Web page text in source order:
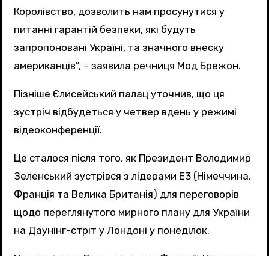
Королівство, дозволить нам просунутися у
питанні гарантій безпеки, які будуть
запропоновані Україні, та значного внеску
американців”, – заявила речниця Мод Брежон.
Пізніше Єлисейський палац уточнив, що ця
зустріч відбудеться у четвер вдень у режимі
відеоконференції.
Це сталося після того, як Президент Володимир
Зеленський зустрівся з лідерами E3 (Німеччина,
Франція та Велика Британія) для переговорів
щодо переглянутого мирного плану для України
на Даунінг-стріт у Лондоні у понеділок.